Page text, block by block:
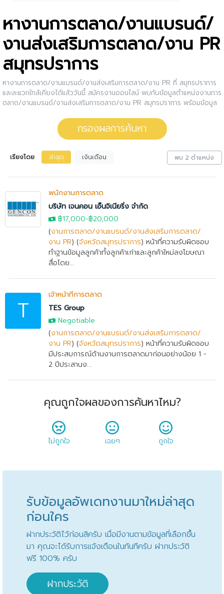
หางานการตลาด/งานแบรนด์/
งานส่งเสริมการตลาด/งาน PR
สมุทรปราการ
หางานการตลาด/งานแบรนด์/งานส่งเสริมการตลาด/งาน PR ที่ สมุทรปราการ
และละแวกใกล้เคียงได้แล้ววันนี้ สมัครงานออนไลน์ พบกับข้อมูลตำแหน่งงานการ
ตลาด/งานแบรนด์/งานส่งเสริมการตลาด/งาน PR สมุทรปราการ พร้อมข้อมูล
งานการตลาด/งานแบรนด์/งานส่งเสริมการตลาด/งาน PR สมุทรปราการ ให้กับ
คุณ สนใจตำแหน่งงานไหน ให้คลิกดูรายละเอียดของตำแหน่งงานนั้นๆได้เลย
หรือคุณสามารถปรับการกรองผลการค้นหาได้อีกด้วย
กรองผลการค้นหา
เรียงโดย ล่าสุด เงินเดือน พบ 2 ตำแหน่ง
พนักงานการตลาด
บริษัท เจนคอน เอ็นจิเนียริ่ง จำกัด
฿17,000-฿20,000
(งานการตลาด/งานแบรนด์/งานส่งเสริมการตลาด/
งาน PR) (จังหวัดสมุทรปราการ) หน้าที่ความรับผิดชอบ
ทำฐานข้อมูลลูกค้าทั้งลูกค้าเก่าและลูกค้าใหม่ลงโฆษณา
สื่อโดย...
T
เจ้าหน้าที่การตลาด
TES Group
Negotiable
(งานการตลาด/งานแบรนด์/งานส่งเสริมการตลาด/
งาน PR) (จังหวัดสมุทรปราการ) หน้าที่ความรับผิดชอบ
มีประสบการณ์ด้านงานการตลาดมาก่อนอย่างน้อย 1 -
2 ปีประสานง...
คุณถูกใจผลของการค้นหาไหม?
ไม่ถูกใจ เฉยๆ ถูกใจ
รับข้อมูลอัพเดทงานมาใหม่ล่าสุด
ก่อนใคร
ฝากประวัติไว้ก่อนสิครับ เมื่อมีงานตามข้อมูลที่เลือกขึ้น
มา คุณจะได้รับการแจ้งเตือนในทันทีครับ ฝากประวัติ
ฟรี 100% ครับ
ฝากประวัติ